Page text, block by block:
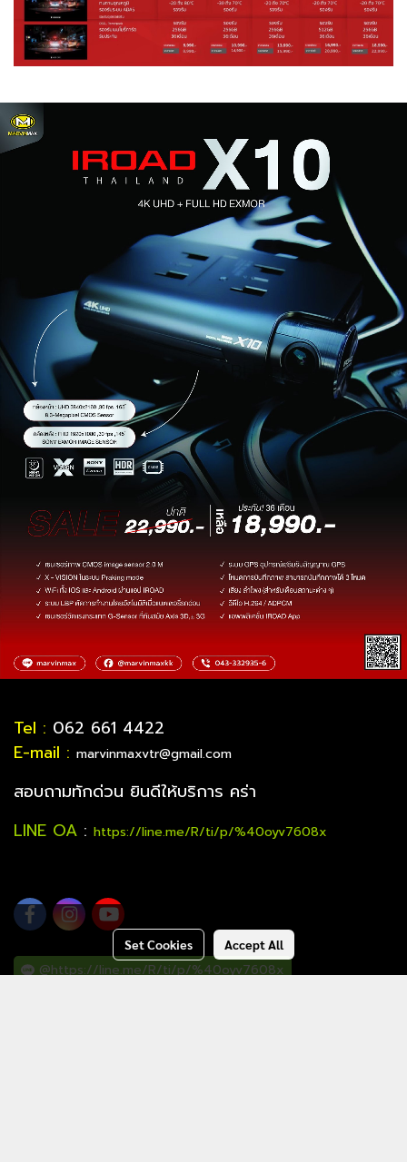
Tel : 062 661 4422
E-mail : marvinmaxvtr@gmail.com
สอบถามทักด่วน ยินดีให้บริการ คร่า
LINE OA : https://line.me/R/ti/p/%40oyv7608x
@https://line.me/R/ti/p/%40oyv7608x
Set Cookies Accept All